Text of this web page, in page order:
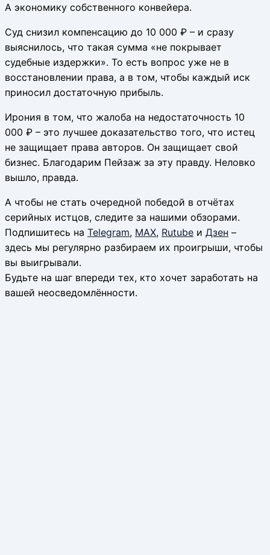
А экономику собственного конвейера.
Суд снизил компенсацию до 10 000 ₽ – и сразу
выяснилось, что такая сумма «не покрывает
судебные издержки». То есть вопрос уже не в
восстановлении права, а в том, чтобы каждый иск
приносил достаточную прибыль.
Ирония в том, что жалоба на недостаточность 10
000 ₽ – это лучшее доказательство того, что истец
не защищает права авторов. Он защищает свой
бизнес. Благодарим Пейзаж за эту правду. Неловко
вышло, правда.
А чтобы не стать очередной победой в отчётах
серийных истцов, следите за нашими обзорами.
Подпишитесь на Telegram, MAX, Rutube и Дзен –
здесь мы регулярно разбираем их проигрыши, чтобы
вы выигрывали.
Будьте на шаг впереди тех, кто хочет заработать на
вашей неосведомлённости.